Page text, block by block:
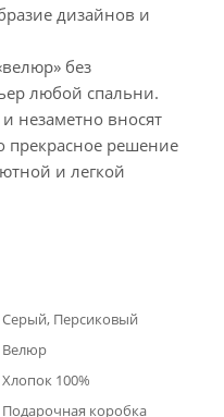
дизайнов и
без
любой спальни.
незаметно вносят
прекрасное решение
и легкой
Серый, Персиковый
Велюр
Хлопок 100%
Подарочная коробка